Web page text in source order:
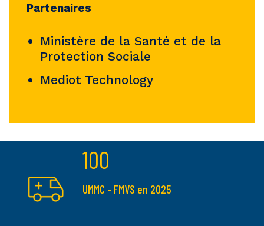
Partenaires
Ministère de la Santé et de la
Protection Sociale
Mediot Technology
100
UMMC - FMVS en 2025